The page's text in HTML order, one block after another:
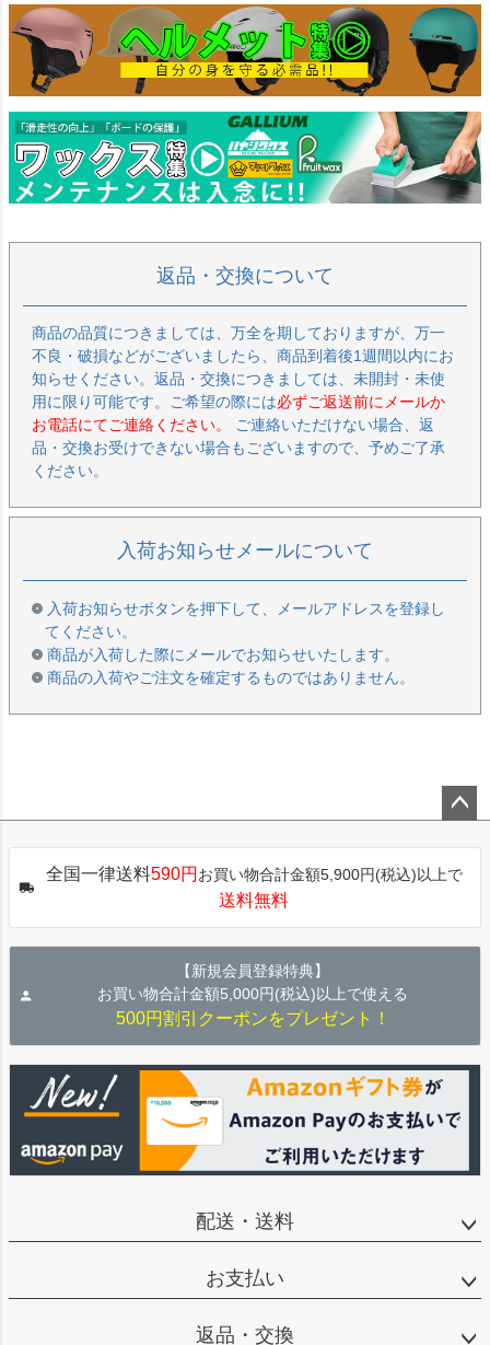
返品・交換について
商品の品質につきましては、万全を期しておりますが、万一
不良・破損などがございましたら、商品到着後1週間以内にお
知らせください。返品・交換につきましては、未開封・未使
用に限り可能です。ご希望の際には必ずご返送前にメールか
お電話にてご連絡ください。
ご連絡いただけない場合、返
品・交換お受けできない場合もございますので、予めご了承
ください。
入荷お知らせメールについて
入荷お知らせボタンを押下して、メールアドレスを登録し
てください。
商品が入荷した際にメールでお知らせいたします。
商品の入荷やご注文を確定するものではありません。
ップ
全国一律送料590円 お買い物合計金額5,900円(税込)以上で
送料無料
【新規会員登録特典】
お買い物合計金額5,000円(税込)以上で使える
500円割引クーポンをプレゼント！
配送・送料
お支払い
返品・交換